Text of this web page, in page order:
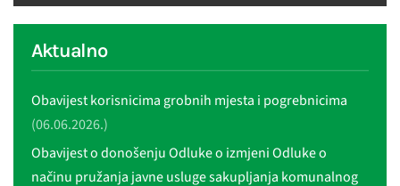
Aktualno
Obavijest korisnicima grobnih mjesta i pogrebnicima
(06.06.2026.)
Obavijest o donošenju Odluke o izmjeni Odluke o
načinu pružanja javne usluge sakupljanja komunalnog